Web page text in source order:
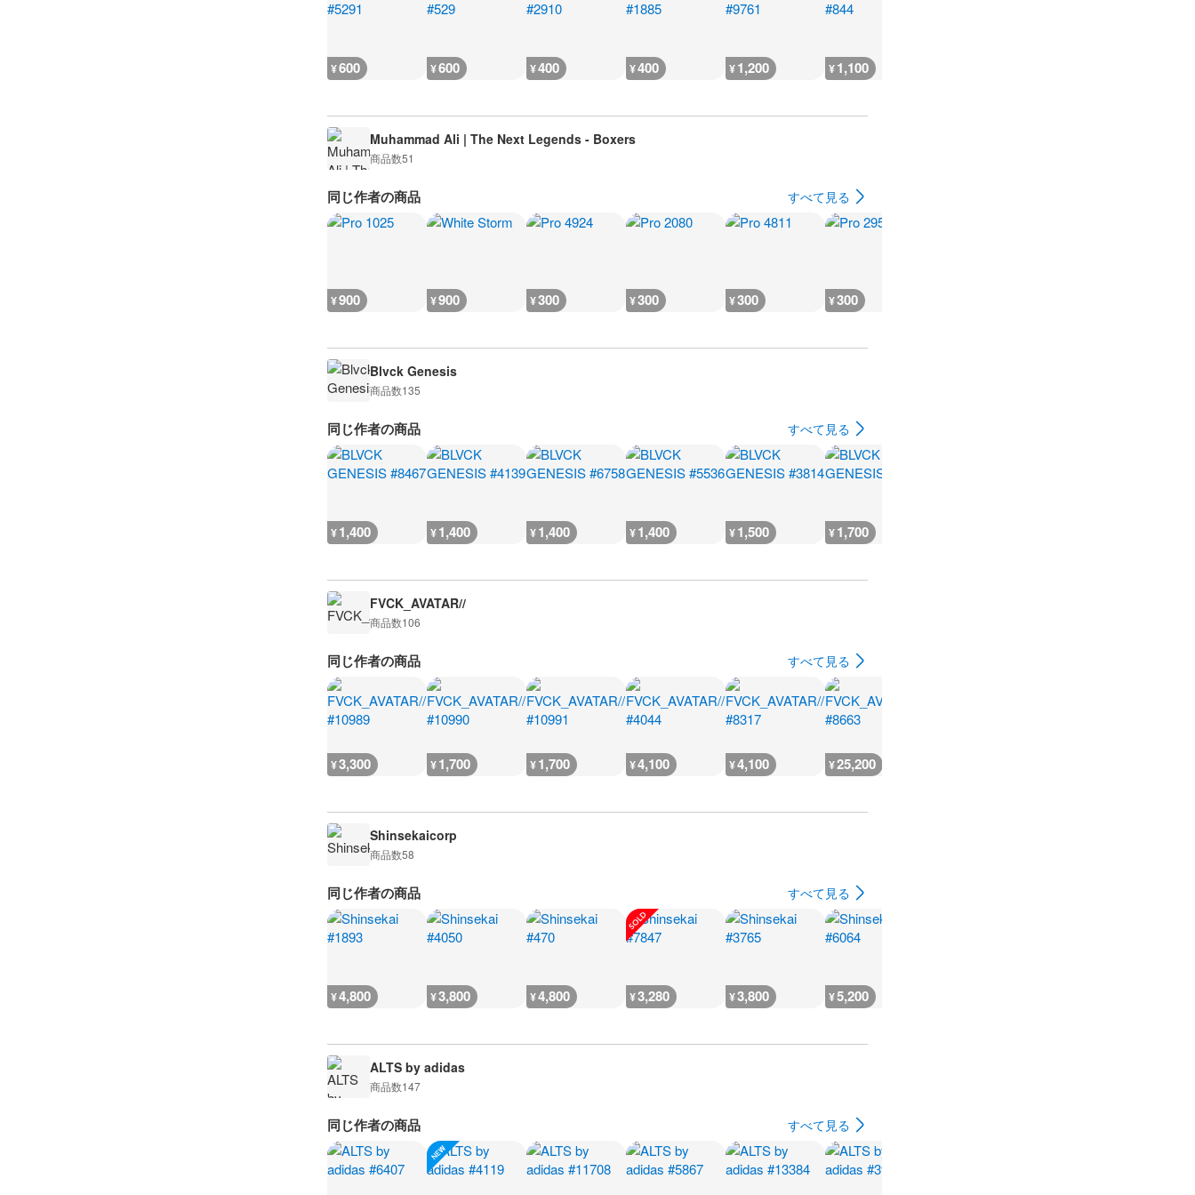
¥600 ¥600 ¥400 ¥400 ¥1,200 ¥1,100
Muhammad Ali | The Next Legends - Boxers
商品数51
同じ作者の商品 すべて見る
¥900 ¥900 ¥300 ¥300 ¥300 ¥300
Blvck Genesis
商品数135
同じ作者の商品 すべて見る
¥1,400 ¥1,400 ¥1,400 ¥1,400 ¥1,500 ¥1,700
FVCK_AVATAR//
商品数106
同じ作者の商品 すべて見る
¥3,300 ¥1,700 ¥1,700 ¥4,100 ¥4,100 ¥25,200
Shinsekaicorp
商品数58
同じ作者の商品 すべて見る
¥4,800 ¥3,800 ¥4,800 ¥3,280 ¥3,800 ¥5,200
ALTS by adidas
商品数147
同じ作者の商品 すべて見る